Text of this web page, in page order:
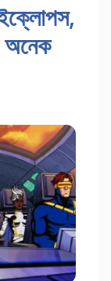
অনেক